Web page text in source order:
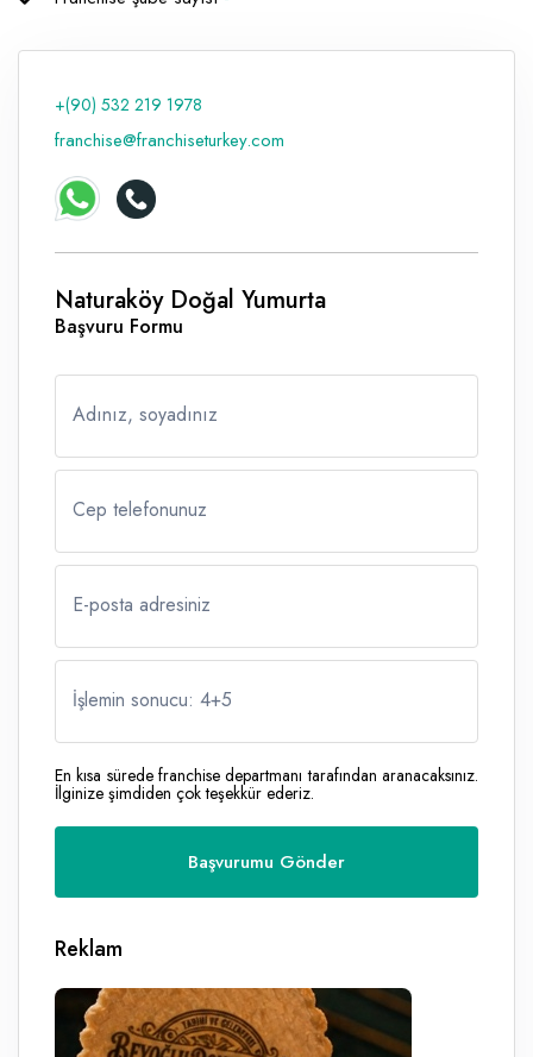
Seyahat - Rent A Car
Tabela - Dijital Baskı
+(90) 532 219 1978
franchise@franchiseturkey.com
Naturaköy Doğal Yumurta
Başvuru Formu
Adınız, soyadınız
Cep telefonunuz
E-posta adresiniz
İşlemin sonucu: 4+5
En kısa sürede franchise departmanı tarafından aranacaksınız.
İlginize şimdiden çok teşekkür ederiz.
Reklam